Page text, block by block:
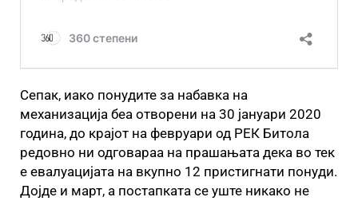
Сепак, иако понудите за набавка на
механизација беа отворени на 30 јануари 2020
година, до крајот на февруари од РЕК Битола
редовно ни одговараа на прашањата дека во тек
е евалуацијата на вкупно 12 пристигнати понуди.
Дојде и март, а постапката се уште никако не